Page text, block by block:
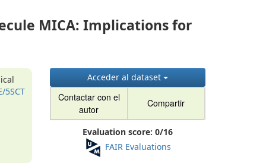
MICA: Implications for
5SCT
Acceder al dataset
Contactar con el
autor
Compartir
Evaluation score: 0/16
FAIR Evaluations